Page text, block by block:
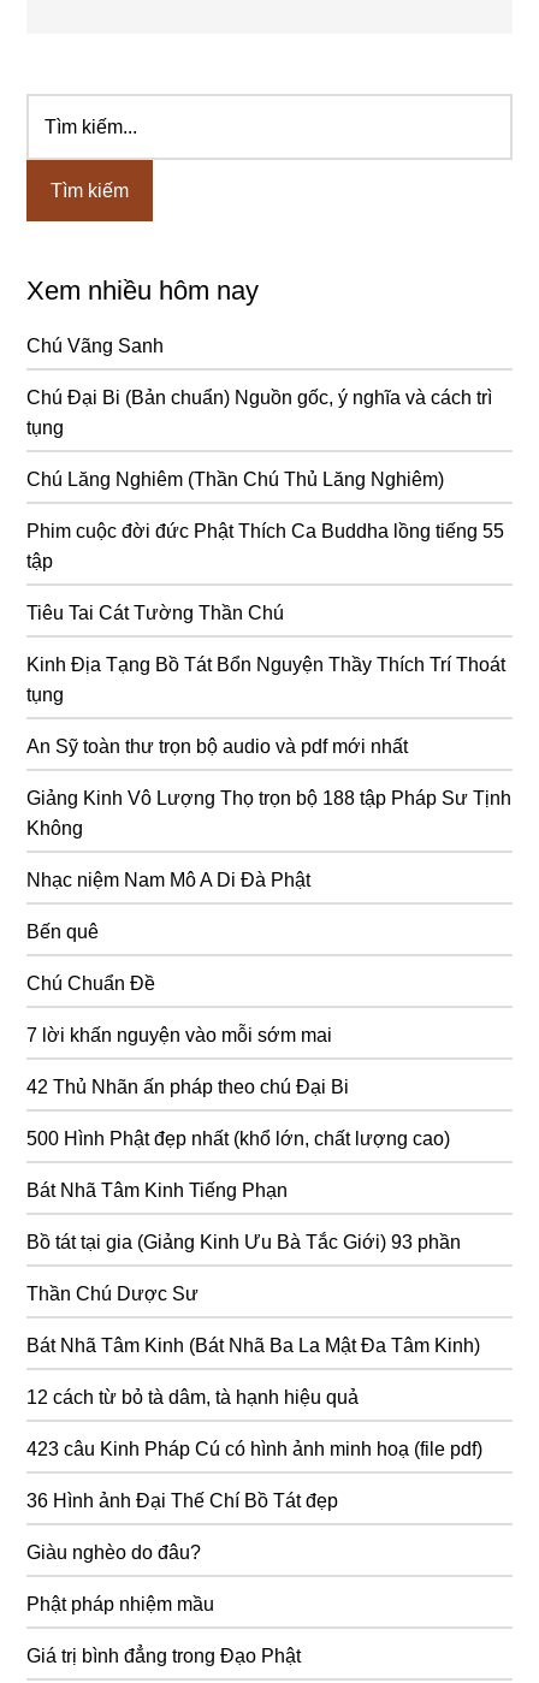
Sidebar
chính
kiếm...
Xem nhiều hôm nay
Chú Vãng Sanh
Chú Đại Bi (Bản chuẩn) Nguồn gốc, ý nghĩa và cách trì
tụng
Chú Lăng Nghiêm (Thần Chú Thủ Lăng Nghiêm)
Phim cuộc đời đức Phật Thích Ca Buddha lồng tiếng 55
tập
Tiêu Tai Cát Tường Thần Chú
Kinh Địa Tạng Bồ Tát Bổn Nguyện Thầy Thích Trí Thoát
tụng
An Sỹ toàn thư trọn bộ audio và pdf mới nhất
Giảng Kinh Vô Lượng Thọ trọn bộ 188 tập Pháp Sư Tịnh
Không
Nhạc niệm Nam Mô A Di Đà Phật
Bến quê
Chú Chuẩn Đề
7 lời khấn nguyện vào mỗi sớm mai
42 Thủ Nhãn ấn pháp theo chú Đại Bi
500 Hình Phật đẹp nhất (khổ lớn, chất lượng cao)
Bát Nhã Tâm Kinh Tiếng Phạn
Bồ tát tại gia (Giảng Kinh Ưu Bà Tắc Giới) 93 phần
Thần Chú Dược Sư
Bát Nhã Tâm Kinh (Bát Nhã Ba La Mật Đa Tâm Kinh)
12 cách từ bỏ tà dâm, tà hạnh hiệu quả
423 câu Kinh Pháp Cú có hình ảnh minh hoạ (file pdf)
36 Hình ảnh Đại Thế Chí Bồ Tát đẹp
Giàu nghèo do đâu?
Phật pháp nhiệm mầu
Giá trị bình đẳng trong Đạo Phật